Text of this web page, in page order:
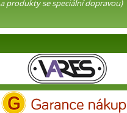
a produkty se speciální dopravou)